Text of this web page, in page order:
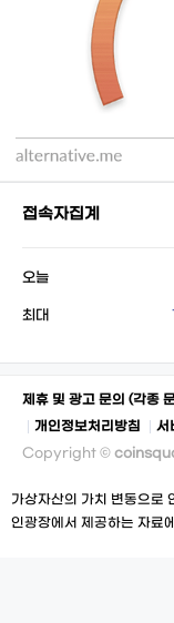
접속자집계
오늘
최대
제휴 및 광고 문의 (각종
개인정보처리방침
서
Copyright ©
가상자산의 가치 변동으로
인광장에서 제공하는 자료